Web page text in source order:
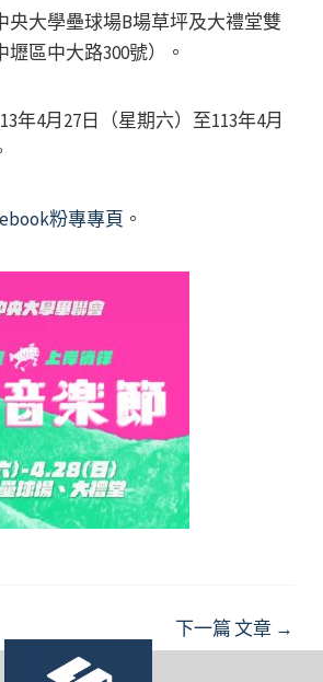
央大學壘球場B場草坪及大禮堂雙
區中大路300號）。
年4月27日（星期六）至113年4月
粉專專頁 。
下一篇 文章 →